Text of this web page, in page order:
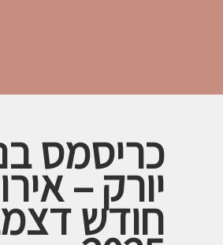
כריסמס
יורק –
חודש